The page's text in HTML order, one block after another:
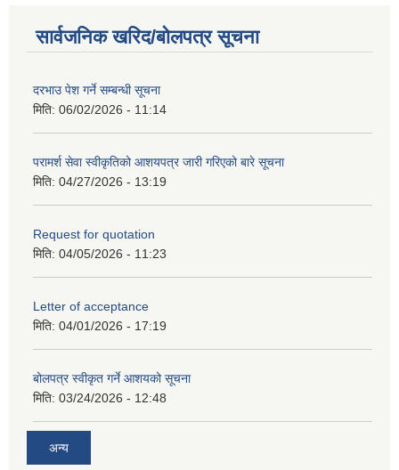
सार्वजनिक खरिद/बोलपत्र सूचना
दरभाउ पेश गर्ने सम्बन्धी सूचना
मिति: 06/02/2026 - 11:14
परामर्श सेवा स्वीकृतिको आशयपत्र जारी गरिएको बारे सूचना
मिति: 04/27/2026 - 13:19
Request for quotation
मिति: 04/05/2026 - 11:23
Letter of acceptance
मिति: 04/01/2026 - 17:19
बोलपत्र स्वीकृत गर्ने आशयको सूचना
मिति: 03/24/2026 - 12:48
अन्य